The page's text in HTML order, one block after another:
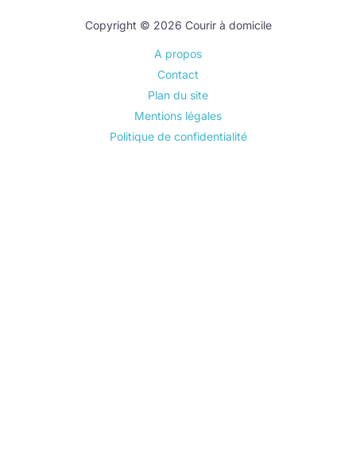
Copyright © 2026 Courir à domicile
A propos
Contact
Plan du site
Mentions légales
Politique de confidentialité